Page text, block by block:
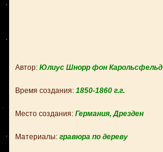
Автор: Юлиус Шнорр фон Карольсфельд
Время создания: 1850-1860 г.г.
Место создания: Германия, Дрезден
Материалы: гравюра по дереву